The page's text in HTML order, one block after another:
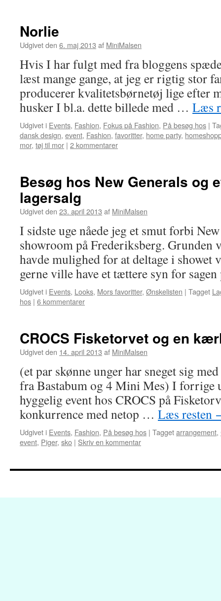
Norlie
Udgivet den 6. maj 2013 af MiniMalsen
Hvis I har fulgt med fra bloggens
læst mange gange, at jeg er rigtig stor
producerer kvalitetsbørnetøj lige efter
husker I bl.a. dette billede med … Læs
Udgivet i Events, Fashion, Fokus på Fashion, På besøg hos |
dansk design, event, Fashion, favoritter, home party,
mor, tøj til mor | 2 kommentarer
Besøg hos New Generals og
lagersalg
Udgivet den 23. april 2013 af MiniMalsen
I sidste uge nåede jeg et smut forbi
showroom på Frederiksberg. Grunden
havde mulighed for at deltage i showet
gerne ville have et tættere syn for
Udgivet i Events, Looks, Mors favoritter, Ønskelisten | Tagget
hos | 6 kommentarer
CROCS Fisketorvet og en
Udgivet den 14. april 2013 af MiniMalsen
(et par skønne unger har sneget sig
fra Bastabum og 4 Mini Mes) I forrige
hyggelig event hos CROCS på
konkurrence med netop … Læs resten
Udgivet i Events, Fashion, På besøg hos | Taggetarrangement,
event, Piger, sko | Skriv en kommentar